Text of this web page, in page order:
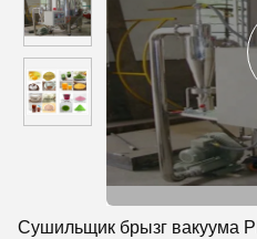
Сушильщик брызг вакуума